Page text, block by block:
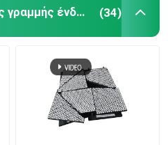
Κεραμικό σκάφος της γραμμής ένδυσης (34)